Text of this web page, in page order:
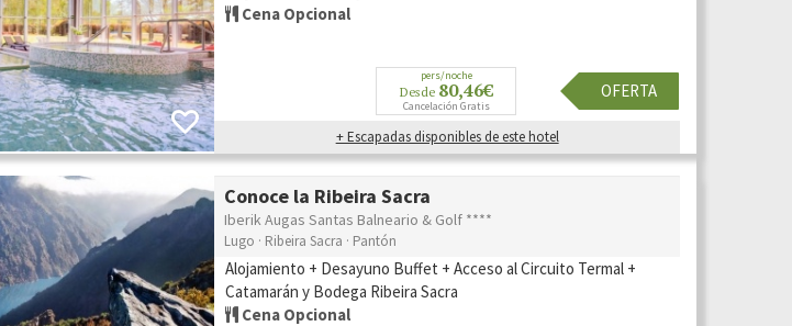
Cena Opcional
pers/noche
Desde 80,46€
Cancelación Gratis
OFERTA
+ Escapadas disponibles de este hotel
Conoce la Ribeira Sacra
Iberik Augas Santas Balneario & Golf ****
Lugo · Ribeira Sacra · Pantón
Alojamiento + Desayuno Buffet + Acceso al Circuito Termal +
Catamarán y Bodega Ribeira Sacra
Cena Opcional